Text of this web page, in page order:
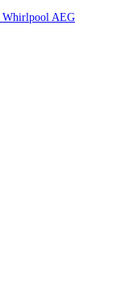
Whirlpool AEG